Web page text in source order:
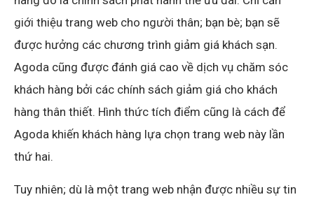
giới thiệu trang web cho người thân; bạn bè; bạn sẽ
được hưởng các chương trình giảm giá khách sạn.
Agoda cũng được đánh giá cao về dịch vụ chăm sóc
khách hàng bởi các chính sách giảm giá cho khách
hàng thân thiết. Hình thức tích điểm cũng là cách để
Agoda khiến khách hàng lựa chọn trang web này lần
thứ hai.
Tuy nhiên; dù là một trang web nhận được nhiều sự tin